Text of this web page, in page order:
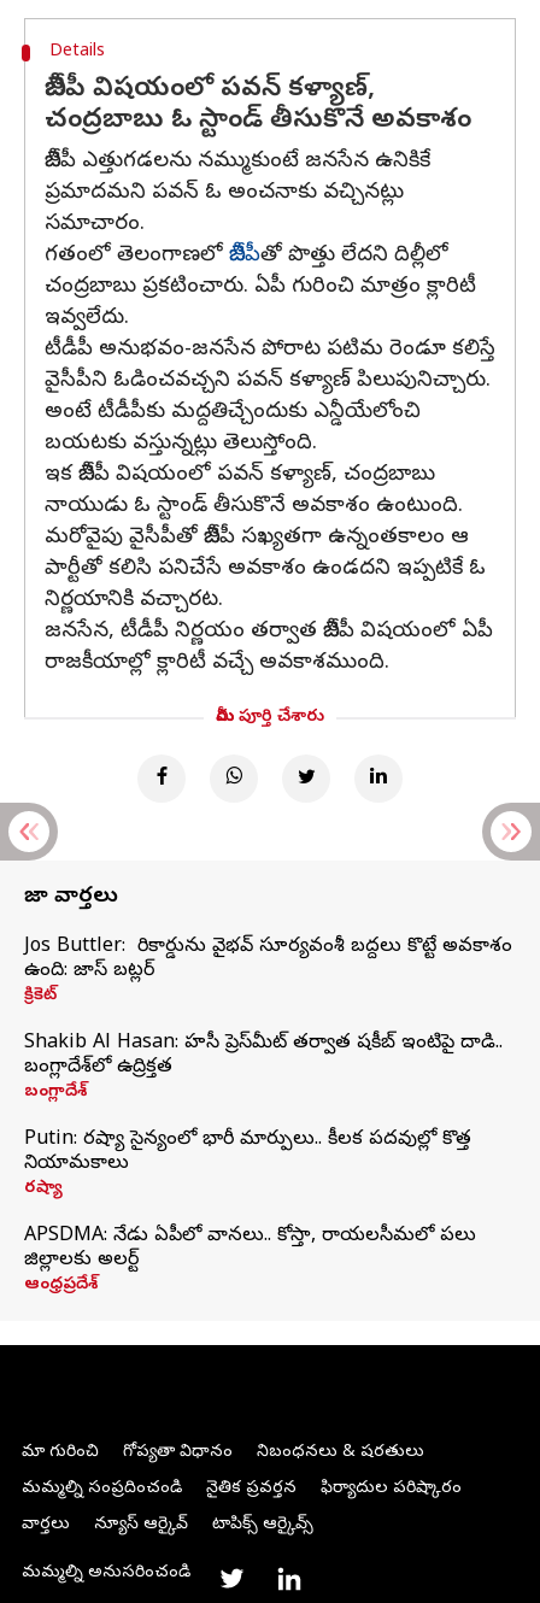
Details
బీజేపీ విషయంలో పవన్ కళ్యాణ్,
చంద్రబాబు ఓ స్టాండ్ తీసుకొనే అవకాశం
బీజేపీ ఎత్తుగడలను నమ్ముకుంటే జనసేన ఉనికికే
ప్రమాదమని పవన్ ఓ అంచనాకు వచ్చినట్లు
సమాచారం.
గతంలో తెలంగాణలో బీజేపీతో పొత్తు లేదని దిల్లీలో
చంద్రబాబు ప్రకటించారు. ఏపీ గురించి మాత్రం క్లారిటీ
ఇవ్వలేదు.
టీడీపీ అనుభవం-జనసేన పోరాట పటిమ రెండూ కలిస్తే
వైసీపీని ఓడించవచ్చని పవన్ కళ్యాణ్ పిలుపునిచ్చారు.
అంటే టీడీపీకు మద్దతిచ్చేందుకు ఎన్డీయేలోంచి
బయటకు వస్తున్నట్లు తెలుస్తోంది.
ఇక బీజేపీ విషయంలో పవన్ కళ్యాణ్, చంద్రబాబు
నాయుడు ఓ స్టాండ్ తీసుకొనే అవకాశం ఉంటుంది.
మరోవైపు వైసీపీతో బీజేపీ సఖ్యతగా ఉన్నంతకాలం ఆ
పార్టీతో కలిసి పనిచేసే అవకాశం ఉండదని ఇప్పటికే ఓ
నిర్ణయానికి వచ్చారట.
జనసేన, టీడీపీ నిర్ణయం తర్వాత బీజేపీ విషయంలో ఏపీ
రాజకీయాల్లో క్లారిటీ వచ్చే అవకాశముంది.
మీరు పూర్తి చేశారు
తాజా వార్తలు
Jos Buttler: నా రికార్డును వైభవ్ సూర్యవంశీ బద్దలు కొట్టే అవకాశం
ఉంది: జాస్ బట్లర్
క్రికెట్
Shakib Al Hasan: హసీనా ప్రెస్‌మీట్‌ తర్వాత షకీబ్‌ ఇంటిపై దాడి..
బంగ్లాదేశ్‌లో ఉద్రిక్తత
బంగ్లాదేశ్
Putin: రష్యా సైన్యంలో భారీ మార్పులు.. కీలక పదవుల్లో కొత్త
నియామకాలు
రష్యా
APSDMA: నేడు ఏపీలో వానలు.. కోస్తా, రాయలసీమలో పలు
జిల్లాలకు అలర్ట్
ఆంధ్రప్రదేశ్
మా గురించి గోప్యతా విధానం
నిబంధనలు & షరతులు
మమ్మల్ని సంప్రదించండి
నైతిక ప్రవర్తన
ఫిర్యాదుల పరిష్కారం
వార్తలు
న్యూస్ ఆర్కైవ్ టాపిక్స్ ఆర్కైవ్స్
మమ్మల్ని అనుసరించండి